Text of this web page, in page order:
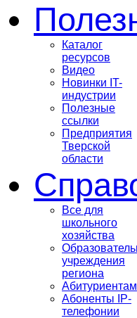
Каталог
ресурсов
Видео
Новинки IT-
индустрии
Полезные
ссылки
Предприятия
Тверской
области
Все для
школьного
хозяйства
учреждения
региона
Абитуриентам
Абоненты IP-
телефонии